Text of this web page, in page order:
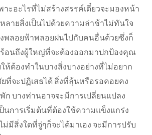
าะอะไรที่ไม่สร้างสรรค์เดี๋ยวจะมองหน้า
ลายสิ่งเป็นไปด้วยความล่าช้าไม่ทันใจ
พลอยฟ้าพลอยฝนไปกับคนอื่นด้วยซึ่งก็
ร้อนถึงผู้ใหญ่ที่จะต้องออกมาปกป้องคุณ
ต้องทำในบางสิ่งบางอย่างที่ไม่อยาก
ที่จะปฏิเสธได้ สิ่งที่ลุ้นหรือรอคอยคง
ก บางท่านอาจจะมีการเปลี่ยนแปลง
นการเริ่มต้นที่ต้องใช้ความแข็งแกร่ง
มีสิ่งใดที่จู่ๆก็จะได้มาเอง จะมีการปรับ